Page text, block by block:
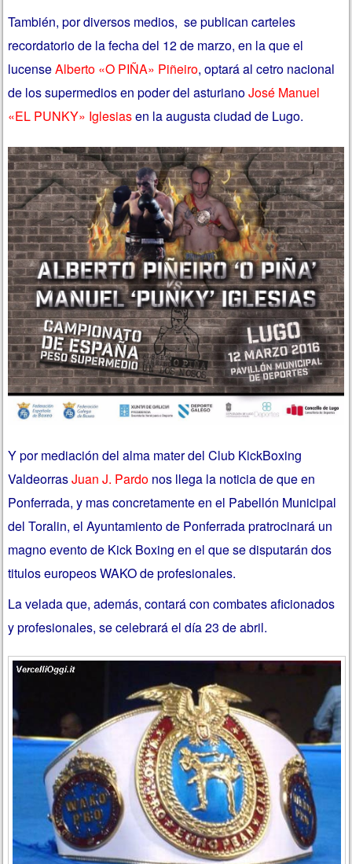
También, por diversos medios, se publican carteles
recordatorio de la fecha del 12 de marzo, en la que el
lucenseAlberto «O PIÑA» Piñeiro, optará al cetro nacional
de los supermedios en poder del asturianoJosé Manuel
«EL PUNKY» Iglesiasen la augusta ciudad de Lugo.
Y por mediación del alma mater del Club KickBoxing
ValdeorrasJuan J. Pardo nos llega la noticia de que en
Ponferrada, y mas concretamente en el Pabellón Municipal
del Toralin, el Ayuntamiento de Ponferrada pratrocinará un
magno evento de Kick Boxing en el que se disputarán dos
titulos europeos WAKO de profesionales.
La velada que, además, contará con combates aficionados
y profesionales, se celebrará el día 23 de abril.